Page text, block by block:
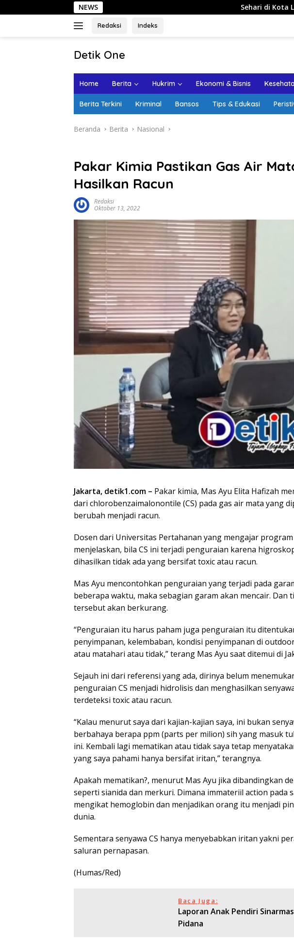
ke
NEWS Sehari di Kota Lama
Redaksi Indeks
Detik One
Ungkap
Home Berita Hukrim Ekonomi & Bisnis
Berita Terkini Kriminal Bansos Tips & Edukasi
Beranda Berita Nasional
Pakar Kimia Pastikan Gas Air
Hasilkan Racun
Redaksi
Oktober 13, 2022
Jakarta, detik1.com – Pakar kimia, Mas Ayu Elita Hafizah
dari chlorobenzaimalonontile (CS) pada gas air mata yang
berubah menjadi racun.
Dosen dari Universitas Pertahanan yang mengajar
menjelaskan, bila CS ini terjadi penguraian karena
dihasilkan tidak ada yang bersifat toxic atau racun.
Mas Ayu mencontohkan penguraian yang terjadi pada
beberapa waktu, maka sebagian garam akan mencair. Dan
tersebut akan berkurang.
“Penguraian itu harus paham juga penguraian itu
penyimpanan, kelembaban, kondisi penyimpanan di
atau matahari atau tidak,” terang Mas Ayu saat ditemui di
Sejauh ini dari referensi yang ada, dirinya belum
penguraian CS menjadi hidrolisis dan menghasilkan
terdeteksi toxic atau racun.
“Kalau menurut saya dari kajian-kajian saya, ini bukan
berbahaya berapa ppm (parts per milion) sih yang masuk
ini. Kembali lagi mematikan atau tidak saya tetap
yang saya pahami hanya bersifat iritan,” terangnya.
Apakah mematikan?, menurut Mas Ayu jika dibandingkan
seperti sianida dan merkuri. Dimana immateriil action pada
mengikat hemoglobin dan menjadikan orang itu menjadi
dunia.
Sementara senyawa CS hanya menyebabkan iritan yakni
saluran pernapasan.
(Humas/Red)
Baca Juga:
Laporan Anak Pendiri
Pidana